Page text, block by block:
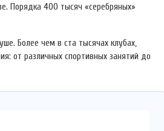
Порядка 400 тысяч «серебряных»
Более чем в ста тысячах клубах,
от различных спортивных занятий до